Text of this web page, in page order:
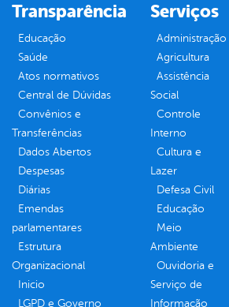
Transparência
Educação
Saúde
Atos normativos
Central de Dúvidas
Convênios e
Transferências
Dados Abertos
Despesas
Diárias
Emendas
parlamentares
Estrutura
Organizacional
Inicio
LGPD e Governo
Serviços
Administração
Agricultura
Assistência
Social
Controle
Interno
Cultura e
Lazer
Defesa Civil
Educação
Meio
Ambiente
Ouvidoria e
Serviço de
Informação